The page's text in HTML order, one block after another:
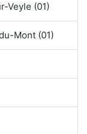
Veyle (01)
Mont (01)